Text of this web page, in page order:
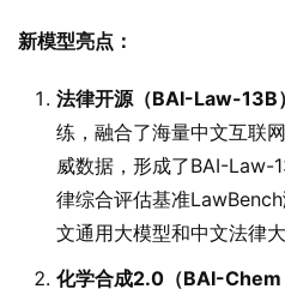
新模型亮点：
法律开源（BAI-Law-13B
练，融合了海量中文互联
威数据，形成了BAI-Law-
律综合评估基准
文通用大模型和中文法律大
化学合成2.0（BAI-Chem